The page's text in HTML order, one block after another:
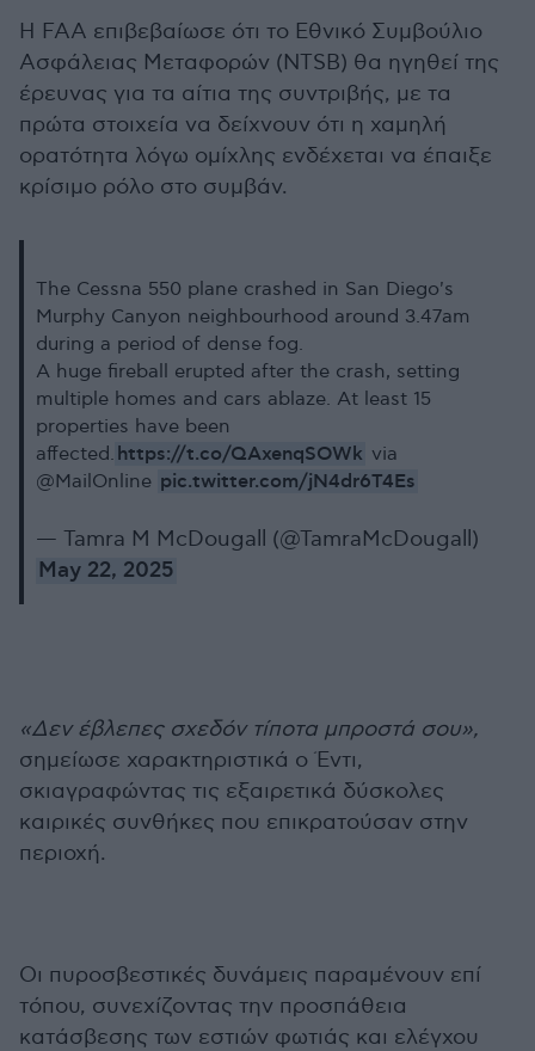
Η FAA επιβεβαίωσε ότι το Εθνικό Συμβούλιο
Ασφάλειας Μεταφορών (NTSB) θα ηγηθεί της
έρευνας για τα αίτια της συντριβής, με τα
πρώτα στοιχεία να δείχνουν ότι η χαμηλή
ορατότητα λόγω ομίχλης ενδέχεται να έπαιξε
κρίσιμο ρόλο στο συμβάν.
The Cessna 550 plane crashed in San Diego's
Murphy Canyon neighbourhood around 3.47am
during a period of dense fog.
A huge fireball erupted after the crash, setting
multiple homes and cars ablaze. At least 15
properties have been
affected. https://t.co/QAxenqSOWk via
@MailOnline pic.twitter.com/jN4dr6T4Es
— Tamra M McDougall (@TamraMcDougall)
May 22, 2025
«Δεν έβλεπες σχεδόν τίποτα μπροστά σου»,
σημείωσε χαρακτηριστικά ο Έντι,
σκιαγραφώντας τις εξαιρετικά δύσκολες
καιρικές συνθήκες που επικρατούσαν στην
περιοχή.
Οι πυροσβεστικές δυνάμεις παραμένουν επί
τόπου, συνεχίζοντας την προσπάθεια
κατάσβεσης των εστιών φωτιάς και ελέγχου